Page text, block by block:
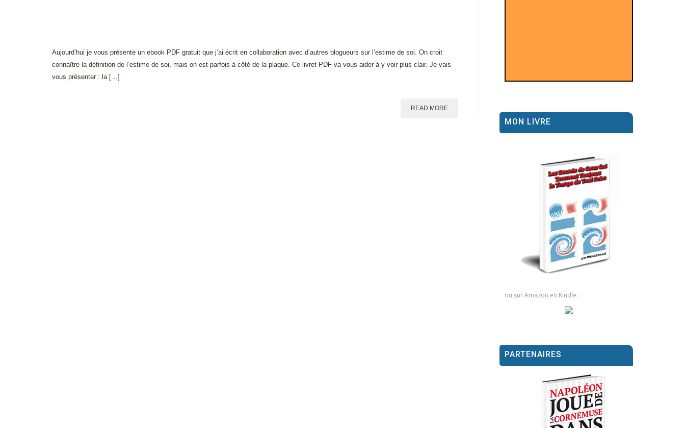
Aujourd’hui je vous présente un ebook PDF gratuit que j’ai écrit en collaboration avec d’autres blogueurs sur l’estime de soi. On croit
connaître la définition de l’estime de soi, mais on est parfois à côté de la plaque. Ce livret PDF va vous aider à y voir plus clair. Je vais
vous présenter : la […]
READ MORE
MON LIVRE
ou sur Amazon en Kindle :
PARTENAIRES